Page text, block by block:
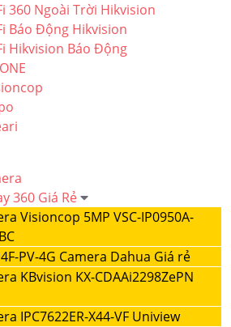
360 Ngoài Trời Hikvision
Báo Động Hikvision
Hikvision Báo Động
360 Giá Rẻ
Visioncop 5MP VSC-IP0950A-
PV-4G Camera Dahua Giá rẻ
KBvision KX-CDAAi2298ZePN
IPC7622ER-X44-VF Uniview